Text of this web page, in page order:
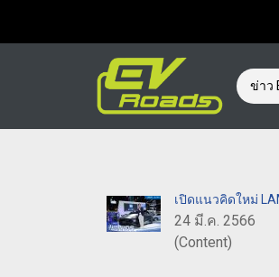
ข่าว
เปิดแนวคิดใหม่
24 มี.ค. 2566
(Content)